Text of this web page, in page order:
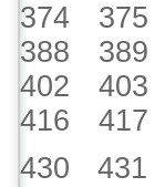
374
375
388
389
402
403
416
417
430
431